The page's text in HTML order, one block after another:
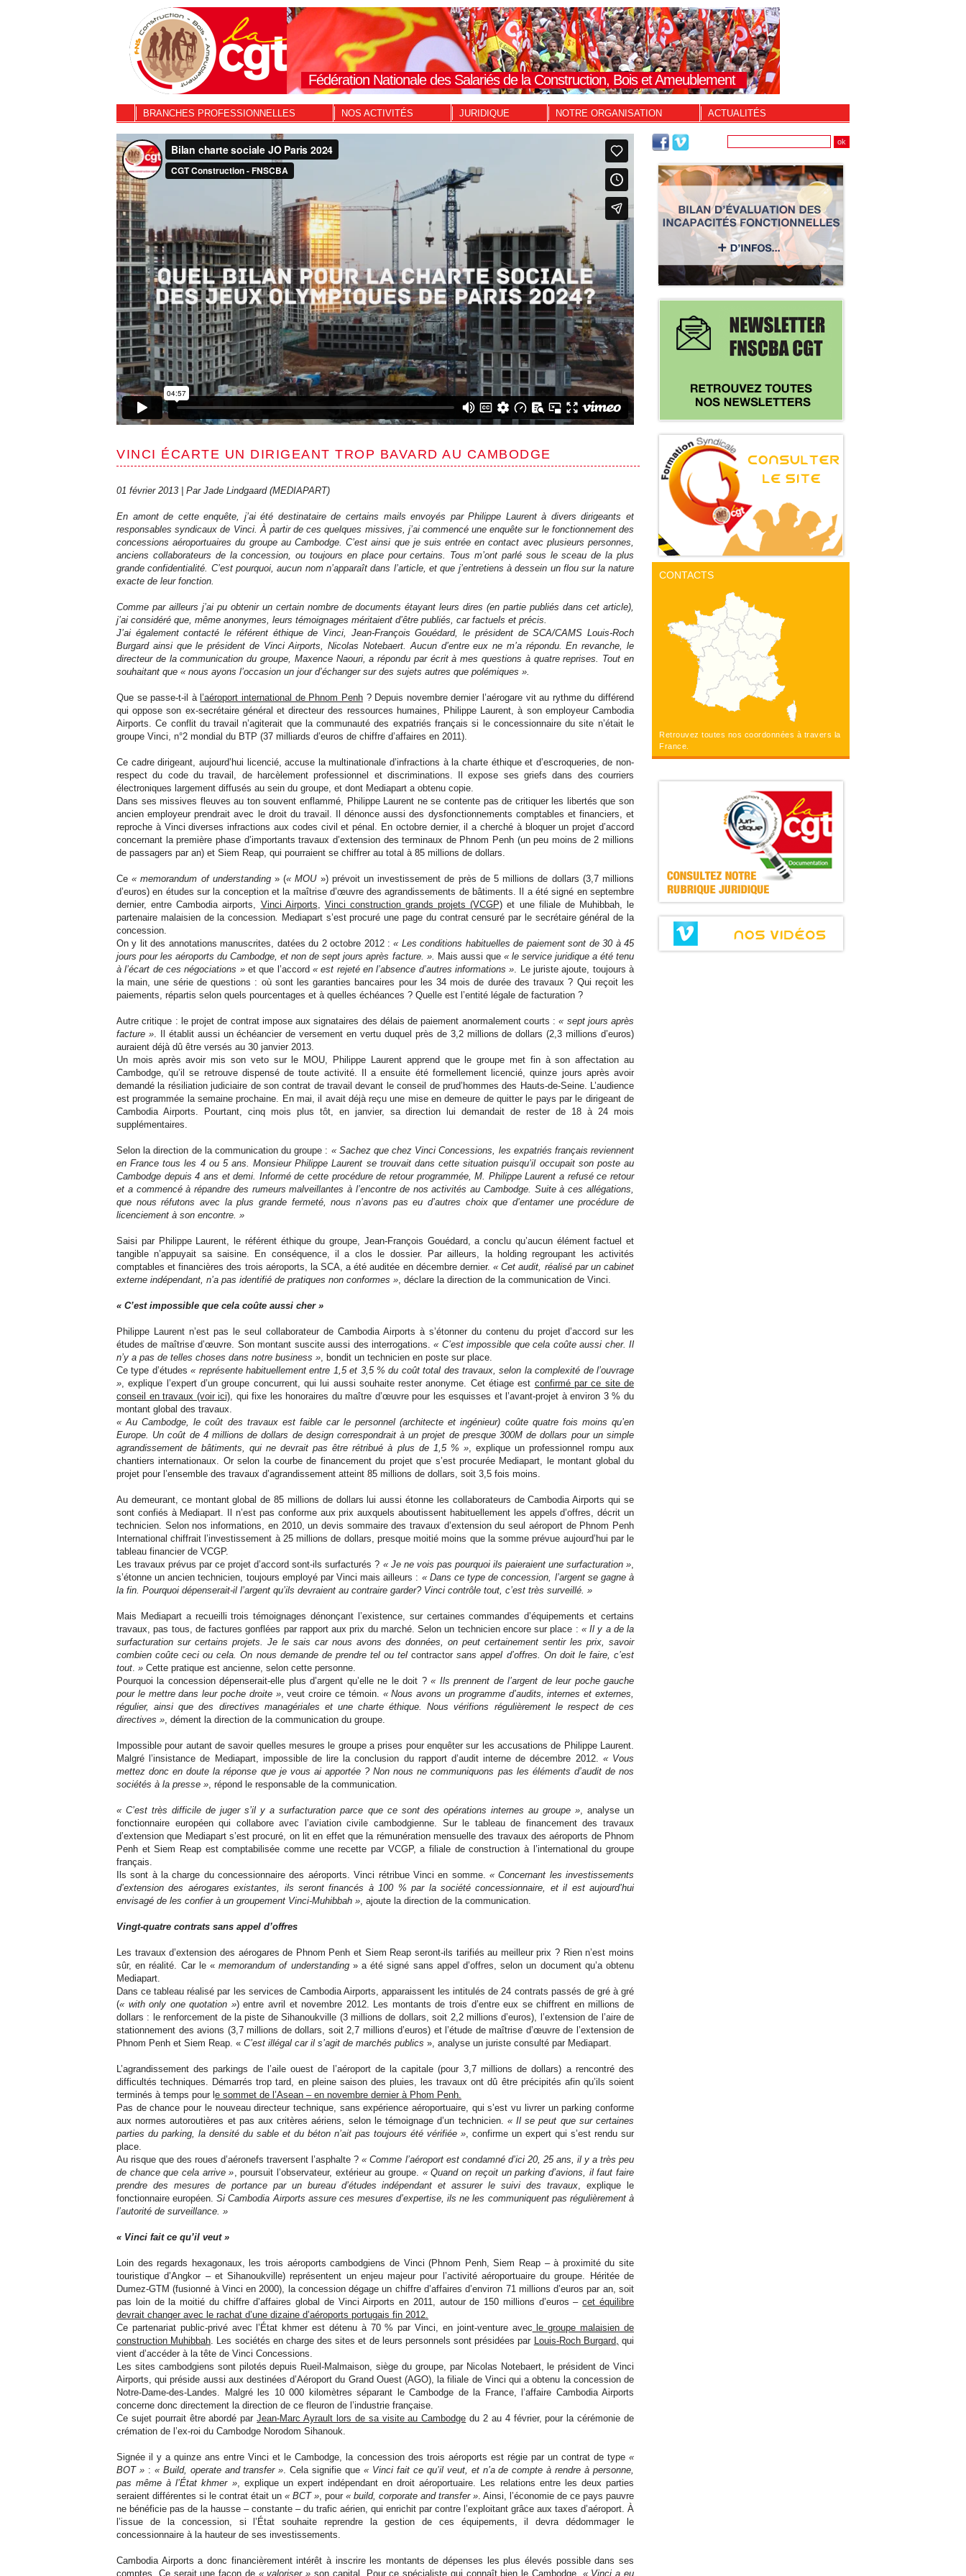
Fédération Nationale des Salariés de la Construction, Bois et Ameublement
BRANCHES PROFESSIONNELLES NOS ACTIVITÉS JURIDIQUE NOTRE ORGANISATION ACTUALITÉS
CONTACTS
Retrouvez toutes nos coordonnées à travers la
France.
VINCI ÉCARTE UN DIRIGEANT TROP BAVARD AU CAMBODGE
01 février 2013 | Par Jade Lindgaard (MEDIAPART)
En amont de cette enquête, j’ai été destinataire de certains mails envoyés par Philippe Laurent à divers dirigeants et
responsables syndicaux de Vinci. À partir de ces quelques missives, j’ai commencé une enquête sur le fonctionnement des
concessions aéroportuaires du groupe au Cambodge. C’est ainsi que je suis entrée en contact avec plusieurs personnes,
anciens collaborateurs de la concession, ou toujours en place pour certains. Tous m’ont parlé sous le sceau de la plus
grande confidentialité. C’est pourquoi, aucun nom n’apparaît dans l’article, et que j’entretiens à dessein un flou sur la nature
exacte de leur fonction.
Comme par ailleurs j’ai pu obtenir un certain nombre de documents étayant leurs dires (en partie publiés dans cet article),
j’ai considéré que, même anonymes, leurs témoignages méritaient d’être publiés, car factuels et précis.
J’ai également contacté le référent éthique de Vinci, Jean-François Gouédard, le président de SCA/CAMS Louis-Roch
Burgard ainsi que le président de Vinci Airports, Nicolas Notebaert. Aucun d’entre eux ne m’a répondu. En revanche, le
directeur de la communication du groupe, Maxence Naouri, a répondu par écrit à mes questions à quatre reprises. Tout en
souhaitant que « nous ayons l’occasion un jour d’échanger sur des sujets autres que polémiques ».
Que se passe-t-il à l’aéroport international de Phnom Penh? Depuis novembre dernier l’aérogare vit au rythme du différend
qui oppose son ex-secrétaire général et directeur des ressources humaines, Philippe Laurent, à son employeur Cambodia
Airports. Ce conflit du travail n’agiterait que la communauté des expatriés français si le concessionnaire du site n’était le
groupe Vinci, n°2 mondial du BTP (37 milliards d’euros de chiffre d’affaires en 2011).
Ce cadre dirigeant, aujourd’hui licencié, accuse la multinationale d’infractions à la charte éthique et d’escroqueries, de non-
respect du code du travail, de harcèlement professionnel et discriminations. Il expose ses griefs dans des courriers
électroniques largement diffusés au sein du groupe, et dont Mediapart a obtenu copie.
Dans ses missives fleuves au ton souvent enflammé, Philippe Laurent ne se contente pas de critiquer les libertés que son
ancien employeur prendrait avec le droit du travail. Il dénonce aussi des dysfonctionnements comptables et financiers, et
reproche à Vinci diverses infractions aux codes civil et pénal. En octobre dernier, il a cherché à bloquer un projet d’accord
concernant la première phase d’importants travaux d’extension des terminaux de Phnom Penh (un peu moins de 2 millions
de passagers par an) et Siem Reap, qui pourraient se chiffrer au total à 85 millions de dollars.
Ce « memorandum of understanding» (« MOU ») prévoit un investissement de près de 5 millions de dollars (3,7 millions
d’euros) en études sur la conception et la maîtrise d’œuvre des agrandissements de bâtiments. Il a été signé en septembre
dernier, entre Cambodia airports, Vinci Airports, Vinci construction grands projets (VCGP) et une filiale de Muhibbah, le
partenaire malaisien de la concession. Mediapart s’est procuré une page du contrat censuré par le secrétaire général de la
concession.
On y lit des annotations manuscrites, datées du 2 octobre 2012 :« Les conditions habituelles de paiement sont de 30 à 45
jours pour les aéroports du Cambodge, et non de sept jours après facture. ». Mais aussi que « le service juridique a été tenu
à l’écart de ces négociations » et que l’accord « est rejeté en l’absence d’autres informations ». Le juriste ajoute, toujours à
la main, une série de questions : où sont les garanties bancaires pour les 34 mois de durée des travaux ? Qui reçoit les
paiements, répartis selon quels pourcentages et à quelles échéances ? Quelle est l’entité légale de facturation ?
Autre critique : le projet de contrat impose aux signataires des délais de paiement anormalement courts :« sept jours après
facture ». Il établit aussi un échéancier de versement en vertu duquel près de 3,2 millions de dollars (2,3 millions d’euros)
auraient déjà dû être versés au 30 janvier 2013.
Un mois après avoir mis son veto sur le MOU, Philippe Laurent apprend que le groupe met fin à son affectation au
Cambodge, qu’il se retrouve dispensé de toute activité. Il a ensuite été formellement licencié, quinze jours après avoir
demandé la résiliation judiciaire de son contrat de travail devant le conseil de prud’hommes des Hauts-de-Seine. L’audience
est programmée la semaine prochaine. En mai, il avait déjà reçu une mise en demeure de quitter le pays par le dirigeant de
Cambodia Airports. Pourtant, cinq mois plus tôt, en janvier, sa direction lui demandait de rester de 18 à 24 mois
supplémentaires.
Selon la direction de la communication du groupe : « Sachez que chez Vinci Concessions, les expatriés français reviennent
en France tous les 4 ou 5 ans. Monsieur Philippe Laurent se trouvait dans cette situation puisqu’il occupait son poste au
Cambodge depuis 4 ans et demi. Informé de cette procédure de retour programmée, M. Philippe Laurent a refusé ce retour
et a commencé à répandre des rumeurs malveillantes à l’encontre de nos activités au Cambodge. Suite à ces allégations,
que nous réfutons avec la plus grande fermeté, nous n’avons pas eu d’autres choix que d’entamer une procédure de
licenciement à son encontre. »
Saisi par Philippe Laurent, le référent éthique du groupe, Jean-François Gouédard, a conclu qu’aucun élément factuel et
tangible n’appuyait sa saisine. En conséquence, il a clos le dossier. Par ailleurs, la holding regroupant les activités
comptables et financières des trois aéroports, la SCA, a été auditée en décembre dernier.« Cet audit, réalisé par un cabinet
externe indépendant, n’a pas identifié de pratiques non conformes », déclare la direction de la communication de Vinci.
« C’est impossible que cela coûte aussi cher »
Philippe Laurent n’est pas le seul collaborateur de Cambodia Airports à s’étonner du contenu du projet d’accord sur les
études de maîtrise d’œuvre. Son montant suscite aussi des interrogations.« C’est impossible que cela coûte aussi cher. Il
n’y a pas de telles choses dans notre business », bondit un technicien en poste sur place.
Ce type d’études« représente habituellement entre 1,5 et 3,5 % du coût total des travaux, selon la complexité de l’ouvrage
», explique l’expert d’un groupe concurrent, qui lui aussi souhaite rester anonyme. Cet étiage est confirmé par ce site de
conseil en travaux (voir ici), qui fixe les honoraires du maître d’œuvre pour les esquisses et l’avant-projet à environ 3 % du
montant global des travaux.
« Au Cambodge, le coût des travaux est faible car le personnel (architecte et ingénieur) coûte quatre fois moins qu’en
Europe. Un coût de 4 millions de dollars de design correspondrait à un projet de presque 300M de dollars pour un simple
agrandissement de bâtiments, qui ne devrait pas être rétribué à plus de 1,5 % », explique un professionnel rompu aux
chantiers internationaux. Or selon la courbe de financement du projet que s’est procurée Mediapart, le montant global du
projet pour l’ensemble des travaux d’agrandissement atteint 85 millions de dollars, soit 3,5 fois moins.
Au demeurant, ce montant global de 85 millions de dollars lui aussi étonne les collaborateurs de Cambodia Airports qui se
sont confiés à Mediapart. Il n’est pas conforme aux prix auxquels aboutissent habituellement les appels d’offres, décrit un
technicien. Selon nos informations, en 2010, un devis sommaire des travaux d’extension du seul aéroport de Phnom Penh
International chiffrait l’investissement à 25 millions de dollars, presque moitié moins que la somme prévue aujourd’hui par le
tableau financier de VCGP.
Les travaux prévus par ce projet d’accord sont-ils surfacturés ? « Je ne vois pas pourquoi ils paieraient une surfacturation »,
s’étonne un ancien technicien, toujours employé par Vinci mais ailleurs : « Dans ce type de concession, l’argent se gagne à
la fin. Pourquoi dépenserait-il l’argent qu’ils devraient au contraire garder? Vinci contrôle tout, c’est très surveillé. »
Mais Mediapart a recueilli trois témoignages dénonçant l’existence, sur certaines commandes d’équipements et certains
travaux, pas tous, de factures gonflées par rapport aux prix du marché. Selon un technicien encore sur place : « Il y a de la
surfacturation sur certains projets. Je le sais car nous avons des données, on peut certainement sentir les prix, savoir
combien coûte ceci ou cela. On nous demande de prendre tel ou telcontractor sans appel d’offres. On doit le faire, c’est
tout. » Cette pratique est ancienne, selon cette personne.
Pourquoi la concession dépenserait-elle plus d’argent qu’elle ne le doit ?« Ils prennent de l’argent de leur poche gauche
pour le mettre dans leur poche droite », veut croire ce témoin. « Nous avons un programme d’audits, internes et externes,
régulier, ainsi que des directives managériales et une charte éthique. Nous vérifions régulièrement le respect de ces
directives », dément la direction de la communication du groupe.
Impossible pour autant de savoir quelles mesures le groupe a prises pour enquêter sur les accusations de Philippe Laurent.
Malgré l’insistance de Mediapart, impossible de lire la conclusion du rapport d’audit interne de décembre 2012. « Vous
mettez donc en doute la réponse que je vous ai apportée ? Non nous ne communiquons pas les éléments d’audit de nos
sociétés à la presse », répond le responsable de la communication.
« C’est très difficile de juger s’il y a surfacturation parce que ce sont des opérations internes au groupe », analyse un
fonctionnaire européen qui collabore avec l’aviation civile cambodgienne. Sur le tableau de financement des travaux
d’extension que Mediapart s’est procuré, on lit en effet que la rémunération mensuelle des travaux des aéroports de Phnom
Penh et Siem Reap est comptabilisée comme une recette par VCGP, a filiale de construction à l’international du groupe
français.
Ils sont à la charge du concessionnaire des aéroports. Vinci rétribue Vinci en somme. « Concernant les investissements
d’extension des aérogares existantes, ils seront financés à 100 % par la société concessionnaire, et il est aujourd’hui
envisagé de les confier à un groupement Vinci-Muhibbah », ajoute la direction de la communication.
Vingt-quatre contrats sans appel d’offres
Les travaux d’extension des aérogares de Phnom Penh et Siem Reap seront-ils tarifiés au meilleur prix ? Rien n’est moins
sûr, en réalité. Car le «memorandum of understanding» a été signé sans appel d’offres, selon un document qu’a obtenu
Mediapart.
Dans ce tableau réalisé par les services de Cambodia Airports, apparaissent les intitulés de 24 contrats passés de gré à gré
(« with only one quotation ») entre avril et novembre 2012. Les montants de trois d’entre eux se chiffrent en millions de
dollars : le renforcement de la piste de Sihanoukville (3 millions de dollars, soit 2,2 millions d’euros), l’extension de l’aire de
stationnement des avions (3,7 millions de dollars, soit 2,7 millions d’euros) et l’étude de maîtrise d’œuvre de l’extension de
Phnom Penh et Siem Reap. « C’est illégal car il s’agit de marchés publics », analyse un juriste consulté par Mediapart.
L’agrandissement des parkings de l’aile ouest de l’aéroport de la capitale (pour 3,7 millions de dollars) a rencontré des
difficultés techniques. Démarrés trop tard, en pleine saison des pluies, les travaux ont dû être précipités afin qu’ils soient
terminés à temps pour l e sommet de l’Asean – en novembre dernier à Phom Penh.
Pas de chance pour le nouveau directeur technique, sans expérience aéroportuaire, qui s’est vu livrer un parking conforme
aux normes autoroutières et pas aux critères aériens, selon le témoignage d’un technicien. « Il se peut que sur certaines
parties du parking, la densité du sable et du béton n’ait pas toujours été vérifiée », confirme un expert qui s’est rendu sur
place.
Au risque que des roues d’aéronefs traversent l’asphalte ?« Comme l’aéroport est condamné d’ici 20, 25 ans, il y a très peu
de chance que cela arrive », poursuit l’observateur, extérieur au groupe. « Quand on reçoit un parking d’avions, il faut faire
prendre des mesures de portance par un bureau d’études indépendant et assurer le suivi des travaux, explique le
fonctionnaire européen.Si Cambodia Airports assure ces mesures d’expertise, ils ne les communiquent pas régulièrement à
l’autorité de surveillance. »
« Vinci fait ce qu’il veut »
Loin des regards hexagonaux, les trois aéroports cambodgiens de Vinci (Phnom Penh, Siem Reap – à proximité du site
touristique d’Angkor – et Sihanoukville) représentent un enjeu majeur pour l’activité aéroportuaire du groupe. Héritée de
Dumez-GTM (fusionné à Vinci en 2000), la concession dégage un chiffre d’affaires d’environ 71 millions d’euros par an, soit
pas loin de la moitié du chiffre d’affaires global de Vinci Airports en 2011, autour de 150 millions d’euros –cet équilibre
devrait changer avec le rachat d’une dizaine d’aéroports portugais fin 2012.
Ce partenariat public-privé avec l’État khmer est détenu à 70 % par Vinci, en joint-venture avec le groupe malaisien de
construction Muhibbah. Les sociétés en charge des sites et de leurs personnels sont présidées par Louis-Roch Burgard, qui
vient d’accéder à la tête de Vinci Concessions.
Les sites cambodgiens sont pilotés depuis Rueil-Malmaison, siège du groupe, par Nicolas Notebaert, le président de Vinci
Airports, qui préside aussi aux destinées d’Aéroport du Grand Ouest (AGO), la filiale de Vinci qui a obtenu la concession de
Notre-Dame-des-Landes. Malgré les 10 000 kilomètres séparant le Cambodge de la France, l’affaire Cambodia Airports
concerne donc directement la direction de ce fleuron de l’industrie française.
Ce sujet pourrait être abordé parJean-Marc Ayrault lors de sa visite au Cambodge du 2 au 4 février, pour la cérémonie de
crémation de l’ex-roi du Cambodge Norodom Sihanouk.
Signée il y a quinze ans entre Vinci et le Cambodge, la concession des trois aéroports est régie par un contrat de type «
BOT »: « Build, operate and transfer ». Cela signifie que« Vinci fait ce qu’il veut, et n’a de compte à rendre à personne,
pas même à l’État khmer », explique un expert indépendant en droit aéroportuaire. Les relations entre les deux parties
seraient différentes si le contrat était un « BCT », pour « build, corporate and transfer ». Ainsi, l’économie de ce pays pauvre
ne bénéficie pas de la hausse – constante – du trafic aérien, qui enrichit par contre l’exploitant grâce aux taxes d’aéroport. À
l’issue de la concession, si l’État souhaite reprendre la gestion de ces équipements, il devra dédommager le
concessionnaire à la hauteur de ses investissements.
Cambodia Airports a donc financièrement intérêt à inscrire les montants de dépenses les plus élevés possible dans ses
comptes. Ce serait une façon de « valoriser » son capital. Pour ce spécialiste qui connaît bien le Cambodge, « Vinci a eu